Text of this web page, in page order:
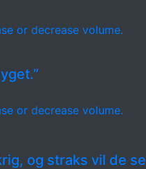
or decrease volume.
or decrease volume.
og straks vil de se